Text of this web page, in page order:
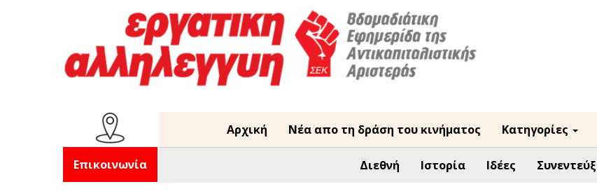
Επικοινωνία
Αρχική Νέα απο τη δράση του κινήματος Κατηγορίες
Διεθνή Ιστορία Ιδέες